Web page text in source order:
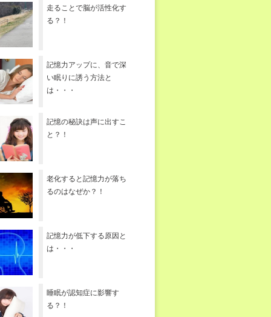
走ることで脳が活性化す
る？！
記憶力アップに、音で深
い眠りに誘う方法と
は・・・
記憶の秘訣は声に出すこ
と？！
老化すると記憶力が落ち
るのはなぜか？！
記憶力が低下する原因と
は・・・
睡眠が認知症に影響す
る？！